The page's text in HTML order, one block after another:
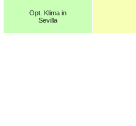
Opt. Klima in
Sevilla